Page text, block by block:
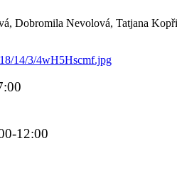
Dobromila Nevolová, Tatjana
12:00